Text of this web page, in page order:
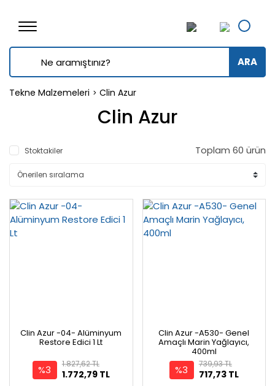
ARA
Tekne Malzemeleri Clin Azur
Clin Azur
Stoktakiler Toplam 60 ürün
Clin Azur -04- Alüminyum
Restore Edici 1 Lt
%3 1.772,79 TL
1.827,62 TL
Clin Azur -A530- Genel
Amaçlı Marin Yağlayıcı,
400ml
%3 717,73 TL
739,93 TL